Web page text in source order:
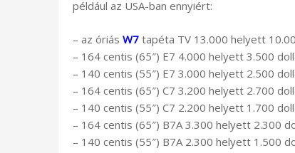
például az USA-ban ennyiért:
– az óriás W7 tapéta TV 13.000 helyett
– 164 centis (65″) E7 4.000 helyett 3.500
– 140 centis (55″) E7 3.000 helyett 2.500
– 164 centis (65″) C7 3.200 helyett 2.700
– 140 centis (55″) C7 2.200 helyett 1.700
– 164 centis (65″) B7A 3.300 helyett 2.300
– 140 centis (55″) B7A 2.300 helyett 1.500